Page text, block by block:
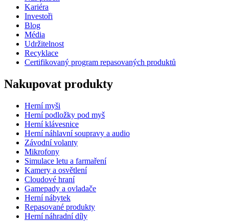
Kariéra
Investoři
Blog
Média
Udržitelnost
Recyklace
Certifikovaný program repasovaných produktů
Nakupovat produkty
Herní myši
Herní podložky pod myš
Herní klávesnice
Herní náhlavní soupravy a audio
Závodní volanty
Mikrofony
Simulace letu a farmaření
Kamery a osvětlení
Cloudové hraní
Gamepady a ovladače
Herní nábytek
Repasované produkty
Herní náhradní díly